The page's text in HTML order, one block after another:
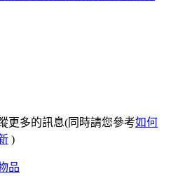
更多的訊息(同時請您參考如何
)
品